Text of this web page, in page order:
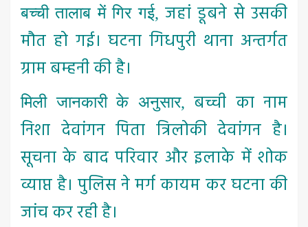
बच्ची तालाब में गिर गई, जहां डूबने से उसकी
मौत हो गई। घटना गिधपुरी थाना अन्तर्गत
ग्राम बम्हनी की है।
मिली जानकारी के अनुसार, बच्ची का नाम
निशा देवांगन पिता त्रिलोकी देवांगन है।
सूचना के बाद ​परिवार और इलाके में शोक
व्याप्त है। पुलिस ने मर्ग कायम कर घटना की
जांच कर रही है।